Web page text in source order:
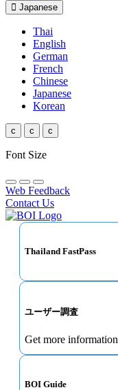
Japanese
Thai
English
German
French
Chinese
Japanese
Korean
c c c
Font Size
Web Feedback
Contact Us
Thailand FastPass
ユーザー調査
Get more information
BOI Guide